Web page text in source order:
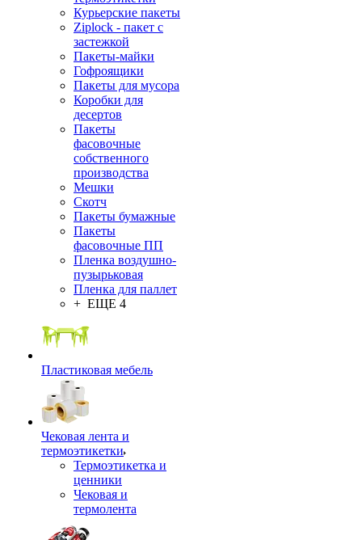
Курьерские пакеты
Ziplock - пакет с
застежкой
Пакеты-майки
Гофроящики
Пакеты для мусора
Коробки для
десертов
Пакеты
фасовочные
собственного
производства
Мешки
Скотч
Пакеты бумажные
Пакеты
фасовочные ПП
Пленка воздушно-
пузырьковая
Пленка для паллет
+ ЕЩЕ 4
Пластиковая мебель
Чековая лента и
термоэтикетки
Термоэтикетка и
ценники
Чековая и
термолента